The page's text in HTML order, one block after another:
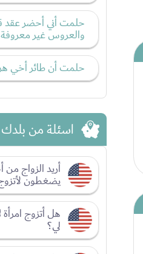
حلمت أني أحضر
والعروس غير معروفة
حلمت أن طائر أخي
اسئلة من بلدك
أريد الزواج
يضغطون
هل أتزوج امرأة
لي؟